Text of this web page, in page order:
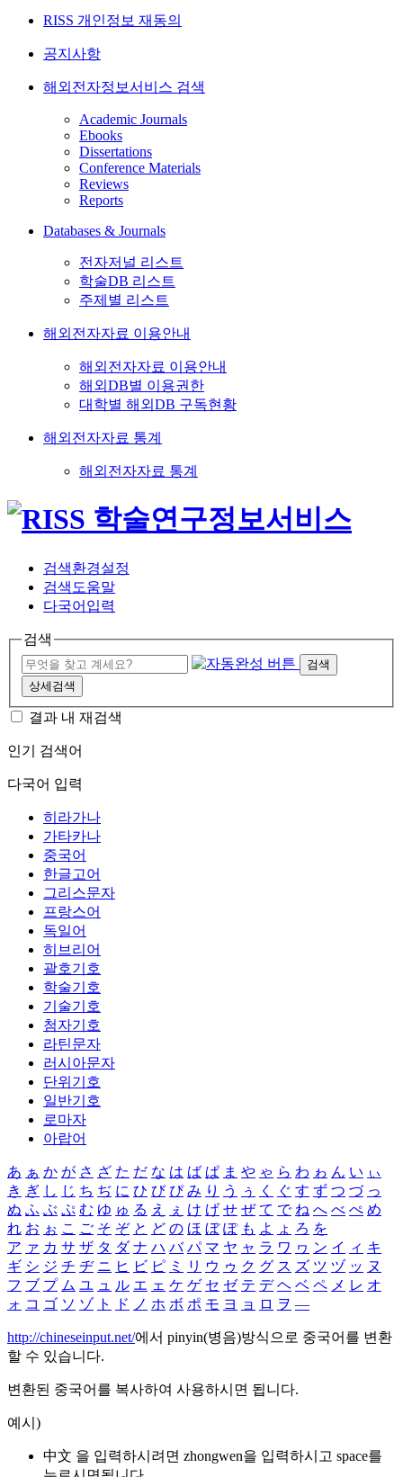
RISS 개인정보 재동의
공지사항
해외전자정보서비스 검색
Academic Journals
Ebooks
Dissertations
Conference Materials
Reviews
Reports
Databases & Journals
전자저널 리스트
학술DB 리스트
주제별 리스트
해외전자자료 이용안내
해외전자자료 이용안내
해외DB별 이용권한
대학별 해외DB 구독현황
해외전자자료 통계
해외전자자료 통계
검색환경설정
검색도움말
다국어입력
검색
검색
상세검색
결과 내 재검색
인기 검색어
다국어 입력
히라가나
가타카나
중국어
한글고어
그리스문자
프랑스어
독일어
히브리어
괄호기호
학술기호
기술기호
첨자기호
라틴문자
러시아문자
단위기호
일반기호
로마자
아랍어
あ ぁ か が さ ざ た だ な は ば ぱ ま や ゃ ら わ ゎ ん い ぃ
き ぎ し じ ち ぢ に ひ び ぴ み り う ぅ く ぐ す ず つ づ っ
ぬ ふ ぶ ぷ む ゆ ゅ る え ぇ け げ せ ぜ て で ね へ べ ぺ め
れ お ぉ こ ご そ ぞ と ど の ほ ぼ ぽ も よ ょ ろ を
ア ァ カ サ ザ タ ダ ナ ハ バ パ マ ヤ ャ ラ ワ ヮ ン イ ィ キ
ギ シ ジ チ ヂ ニ ヒ ビ ピ ミ リ ウ ゥ ク グ ス ズ ツ ヅ ッ ヌ
フ ブ プ ム ユ ュ ル エ ェ ケ ゲ セ ゼ テ デ ヘ ベ ペ メ レ オ
ォ コ ゴ ソ ゾ ト ド ノ ホ ボ ポ モ ヨ ョ ロ ヲ ―
http://chineseinput.net/에서 pinyin(병음)방식으로 중국어를 변환
할 수 있습니다.
변환된 중국어를 복사하여 사용하시면 됩니다.
예시)
中文 을 입력하시려면 zhongwen을 입력하시고 space를